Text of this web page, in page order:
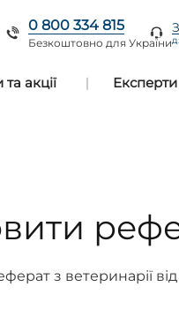
0 800 334 815
Безкоштовно для України
акції Експерти
з ветеринарії